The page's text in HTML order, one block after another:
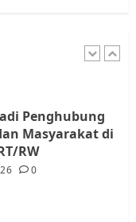
Penghubung
Masyarakat di
RW
0